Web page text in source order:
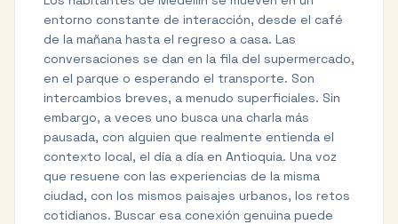
entorno constante de interacción, desde el café
de la mañana hasta el regreso a casa. Las
conversaciones se dan en la fila del supermercado,
en el parque o esperando el transporte. Son
intercambios breves, a menudo superficiales. Sin
embargo, a veces uno busca una charla más
pausada, con alguien que realmente entienda el
contexto local, el día a día en Antioquia. Una voz
que resuene con las experiencias de la misma
ciudad, con los mismos paisajes urbanos, los retos
cotidianos. Buscar esa conexión genuina puede